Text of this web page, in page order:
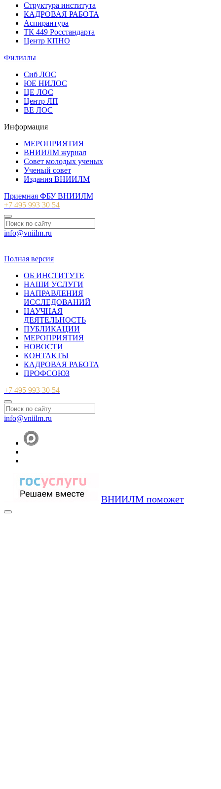
Структура института
КАДРОВАЯ РАБОТА
Аспирантура
ТК 449 Росстандарта
Центр КПНО
Филиалы
Сиб ЛОС
ЮЕ НИЛОС
ЦЕ ЛОС
Центр ЛП
ВЕ ЛОС
Информация
МЕРОПРИЯТИЯ
ВНИИЛМ журнал
Совет молодых ученых
Ученый совет
Издания ВНИИЛМ
Приемная ФБУ ВНИИЛМ
+7 495 993 30 54
info@vniilm.ru
Полная версия
ОБ ИНСТИТУТЕ
НАШИ УСЛУГИ
НАПРАВЛЕНИЯ
ИССЛЕДОВАНИЙ
НАУЧНАЯ
ДЕЯТЕЛЬНОСТЬ
ПУБЛИКАЦИИ
МЕРОПРИЯТИЯ
НОВОСТИ
КОНТАКТЫ
КАДРОВАЯ РАБОТА
ПРОФСОЮЗ
+7 495 993 30 54
info@vniilm.ru
ВНИИЛМ поможет